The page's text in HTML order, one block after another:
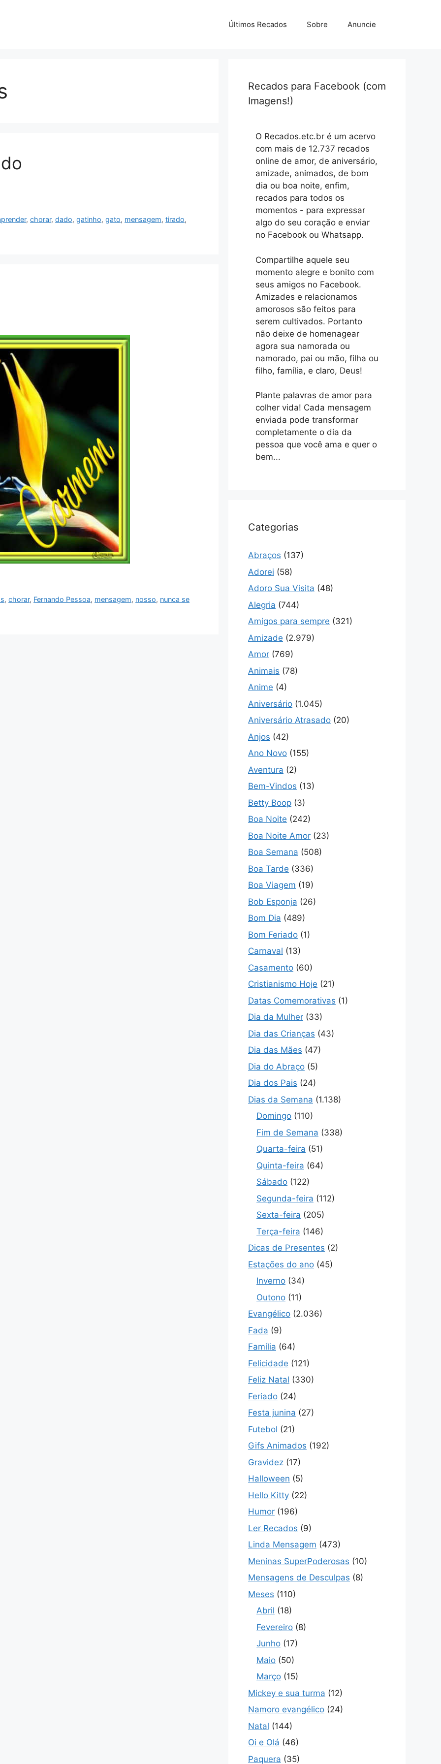
Últimos Recados Sobre Anuncie
,chorar,dado,gatinho,gato, mensagem,tirado,
,chorar, Fernando Pessoa, mensagem, nosso, nunca se
Recados para Facebook (com
Imagens!)
O Recados.etc.br é um acervo
com mais de 12.737 recados
online de amor, de aniversário,
amizade, animados, de bom
dia ou boa noite, enfim,
recados para todos os
momentos - para expressar
algo do seu coração e enviar
no Facebook ou Whatsapp.
Compartilhe aquele seu
momento alegre e bonito com
seus amigos no Facebook.
Amizades e relacionamos
amorosos são feitos para
serem cultivados. Portanto
não deixe de homenagear
agora sua namorada ou
namorado, pai ou mão, filha ou
filho, família, e claro, Deus!
Plante palavras de amor para
colher vida! Cada mensagem
enviada pode transformar
completamente o dia da
pessoa que você ama e quer o
bem...
Categorias
Abraços (137)
Adorei (58)
Adoro Sua Visita (48)
Alegria (744)
Amigos para sempre (321)
Amizade (2.979)
Amor (769)
Animais (78)
Anime (4)
Aniversário (1.045)
Aniversário Atrasado (20)
Anjos (42)
Ano Novo (155)
Aventura (2)
Bem-Vindos (13)
Betty Boop (3)
Boa Noite (242)
Boa Noite Amor (23)
Boa Semana (508)
Boa Tarde (336)
Boa Viagem (19)
Bob Esponja (26)
Bom Dia (489)
Bom Feriado (1)
Carnaval (13)
Casamento (60)
Cristianismo Hoje (21)
Datas Comemorativas (1)
Dia da Mulher (33)
Dia das Crianças (43)
Dia das Mães (47)
Dia do Abraço (5)
Dia dos Pais (24)
Dias da Semana (1.138)
Domingo (110)
Fim de Semana (338)
Quarta-feira (51)
Quinta-feira (64)
Sábado (122)
Segunda-feira (112)
Sexta-feira (205)
Terça-feira (146)
Dicas de Presentes (2)
Estações do ano (45)
Inverno (34)
Outono (11)
Evangélico (2.036)
Fada (9)
Família (64)
Felicidade (121)
Feliz Natal (330)
Feriado (24)
Festa junina (27)
Futebol (21)
Gifs Animados (192)
Gravidez (17)
Halloween (5)
Hello Kitty (22)
Humor (196)
Ler Recados (9)
Linda Mensagem (473)
Meninas SuperPoderosas (10)
Mensagens de Desculpas (8)
Meses (110)
Abril (18)
Fevereiro (8)
Junho (17)
Maio (50)
Março (15)
Mickey e sua turma (12)
Namoro evangélico (24)
Natal (144)
Oi e Olá (46)
Paquera (35)